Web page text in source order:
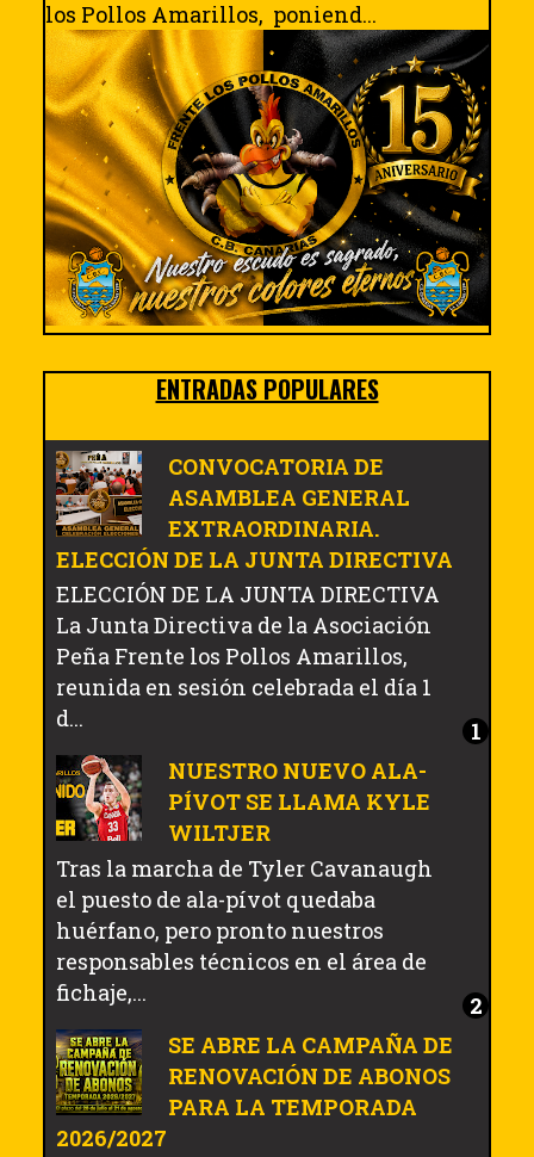
los Pollos Amarillos, poniend...
ENTRADAS POPULARES
CONVOCATORIA DE
ASAMBLEA GENERAL
EXTRAORDINARIA.
ELECCIÓN DE LA JUNTA DIRECTIVA
ELECCIÓN DE LA JUNTA DIRECTIVA
La Junta Directiva de la Asociación
Peña Frente los Pollos Amarillos,
reunida en sesión celebrada el día 1
d...
NUESTRO NUEVO ALA-
PÍVOT SE LLAMA KYLE
WILTJER
Tras la marcha de Tyler Cavanaugh
el puesto de ala-pívot quedaba
huérfano, pero pronto nuestros
responsables técnicos en el área de
fichaje,...
SE ABRE LA CAMPAÑA DE
RENOVACIÓN DE ABONOS
PARA LA TEMPORADA
2026/2027